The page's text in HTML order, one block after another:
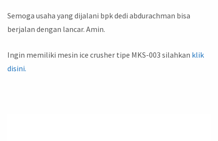
Semoga usaha yang dijalani bpk dedi abdurachman bisa
berjalan dengan lancar. Amin.
Ingin memiliki mesin ice crusher tipe MKS-003 silahkan klik
disini.